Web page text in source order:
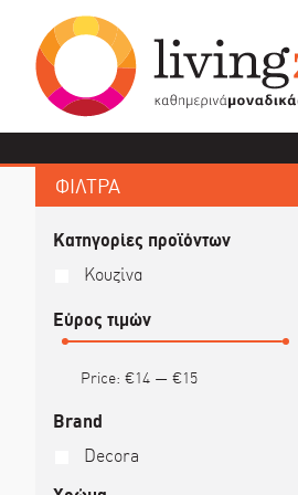
ΦΙΛΤΡΑ
Κατηγορίες προϊόντων
Κουζίνα
Εύρος τιμών
Price: €14— €15
Brand
Decora